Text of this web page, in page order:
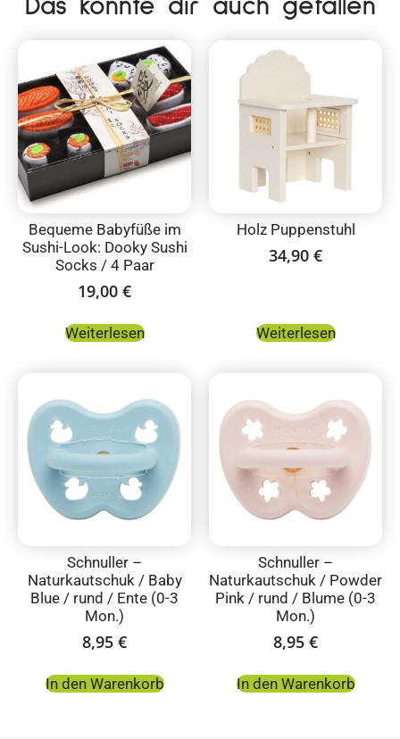
Das könnte dir auch gefallen
Bequeme Babyfüße im
Sushi-Look: Dooky Sushi
Socks / 4 Paar
19,00 €
Weiterlesen
Holz Puppenstuhl
34,90 €
Weiterlesen
Schnuller –
Naturkautschuk / Baby
Blue / rund / Ente (0-3
Mon.)
8,95 €
In den Warenkorb
Schnuller –
Naturkautschuk / Powder
Pink / rund / Blume (0-3
Mon.)
8,95 €
In den Warenkorb